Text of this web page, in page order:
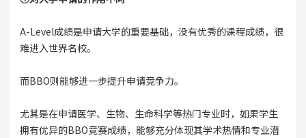
A-Level成绩是申请大学的重要基础，没有优秀的课程成绩，很
难进入世界名校。
而BBO则能够进一步提升申请竞争力。
尤其是在申请医学、生物、生命科学等热门专业时，如果学生
拥有优异的BBO竞赛成绩，能够充分体现其学术热情和专业潜